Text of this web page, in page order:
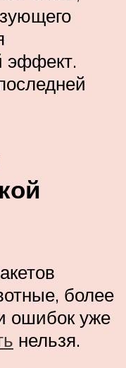
эффект.
более
ошибок уже
нельзя.